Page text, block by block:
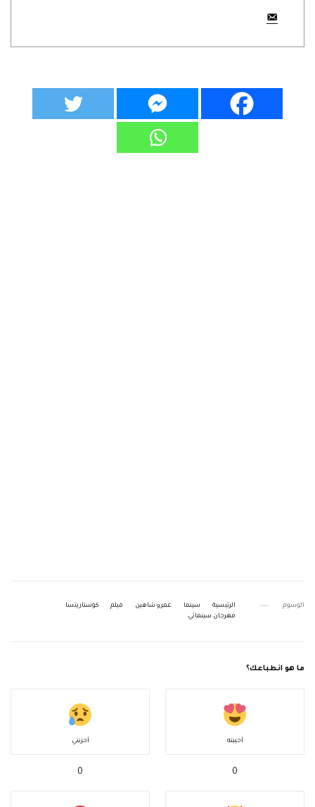
الوسوم الرئيسية سينما عمرو شاهين فيلم
كوستاريتسا
مهرجان سينمائي
ما هو انطباعك؟
أحببته
0
أحزنني
0